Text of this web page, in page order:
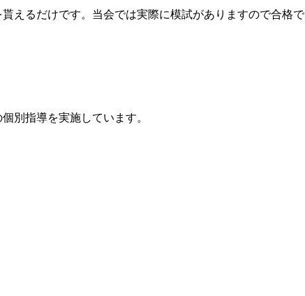
えるだけです。当会では実際に模試がありますので合格で
別指導を実施しています。